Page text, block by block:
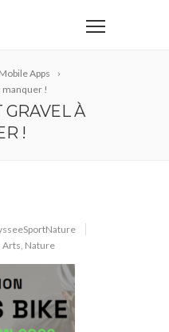
Mobile Apps
manquer !
À
!
Arts, Nature